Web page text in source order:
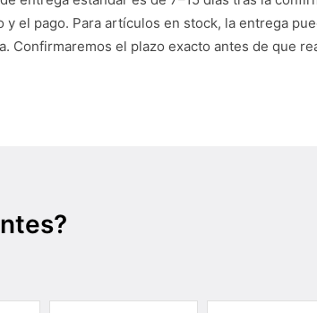
y el pago. Para artículos en stock, la entrega
Confirmaremos el plazo exacto antes de que